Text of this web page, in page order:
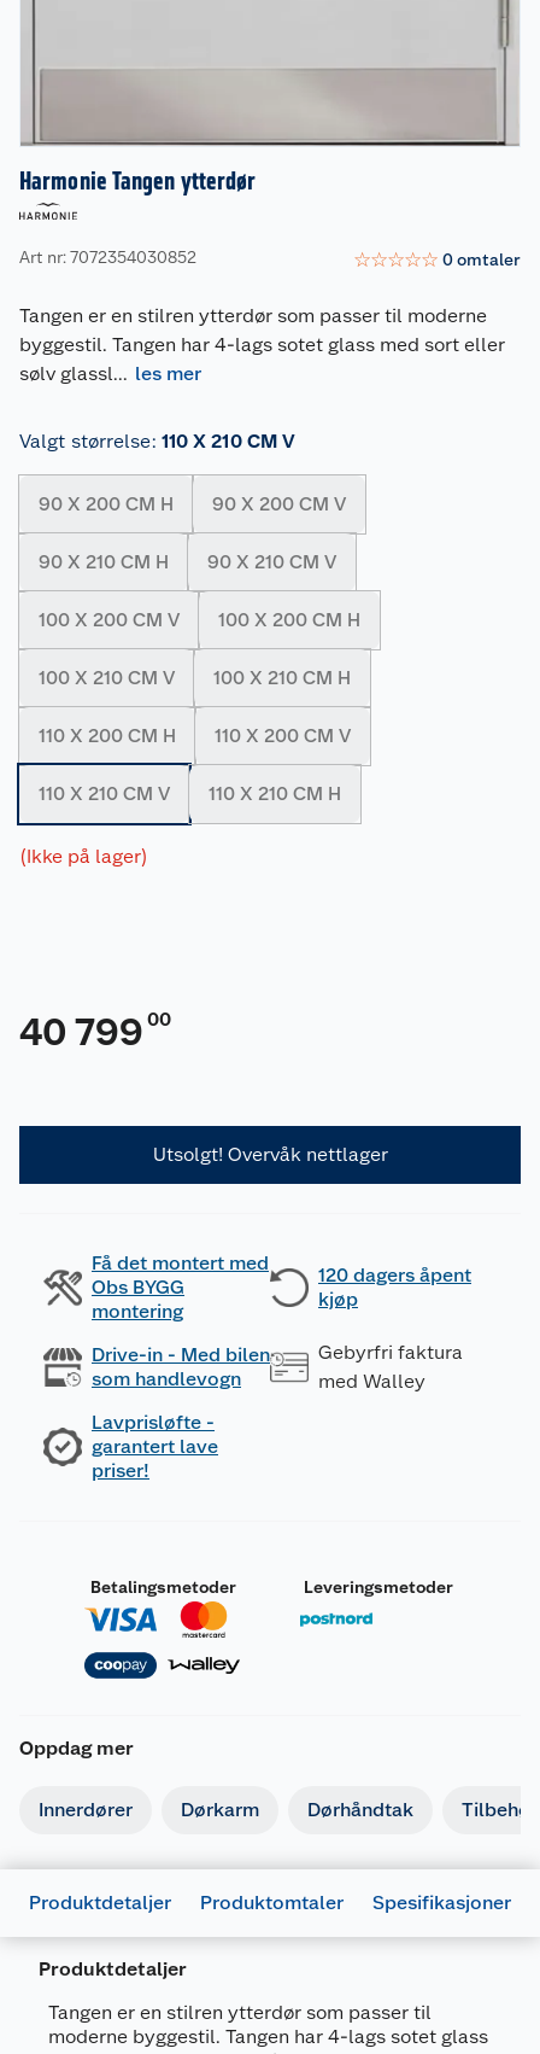
Harmonie Tangen ytterdør
Art nr: 7072354030852 ☆☆☆☆☆ 0omtaler
Tangen er en stilren ytterdør som passer til moderne
byggestil. Tangen har 4-lags sotet glass med sort eller
sølv glassl... les mer
Valgt størrelse: 110 X 210 CM V
90 X 200 CM H 90 X 200 CM V
90 X 210 CM H 90 X 210 CM V
100 X 200 CM V 100 X 200 CM H
100 X 210 CM V 100 X 210 CM H
110 X 200 CM H 110 X 200 CM V
110 X 210 CM V 110 X 210 CM H
(Ikke på lager)
40 799 00
Utsolgt! Overvåk nettlager
Få det montert med
Obs BYGG
montering
120 dagers åpent
kjøp
Drive-in - Med bilen
som handlevogn
Gebyrfri faktura
med Walley
Lavprisløfte -
garantert lave
priser!
Betalingsmetoder Leveringsmetoder
Oppdag mer
Innerdører Dørkarm Dørhåndtak
Produktdetaljer Produktomtaler Spesifikasjoner
Produktdetaljer
Tangen er en stilren ytterdør som passer til
moderne byggestil. Tangen har 4-lags sotet glass
Artikkelnummer
7072354030852